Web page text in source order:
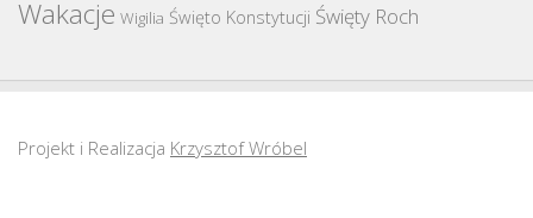
Wakacje Wigilia Święto Konstytucji Święty Roch
Projekt i Realizacja Krzysztof Wróbel